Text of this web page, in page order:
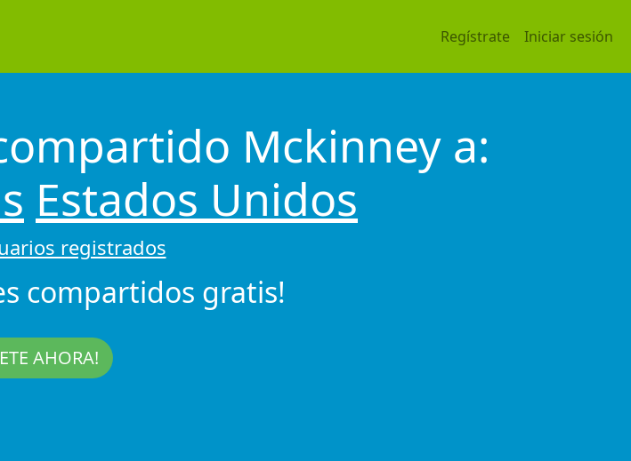
Regístrate Iniciar sesión
Mckinney a:
Estados Unidos
registrados
compartidos gratis!
AHORA!